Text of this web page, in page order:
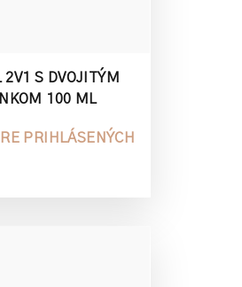
2V1 S DVOJITÝM
100 ML
PRIHLÁSENÝCH